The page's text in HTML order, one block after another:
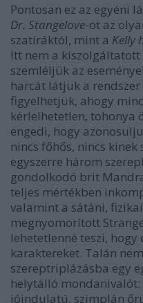
Pontosan ez az egyéni
Dr. Stangelove-ot az
szatíráktól, mint a Kelly
Itt nem a
szemléljük az
harcát látjuk a
figyelhetjük, ahogy
kérlelhetetlen, tohonya
engedi, hogy
nincs főhős, nincs kinek
egyszerre három
gondolkodó brit
teljes mértékben
valamint a sátáni,
megnyomorított
lehetetlenné teszi,
karaktereket. Talán
szereptriplázásba egy
helytálló
jóindulatú, szimplán